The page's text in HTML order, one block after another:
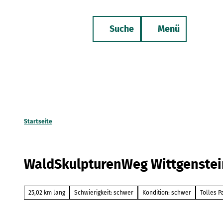
Suche Menü
Startseite
WaldSkulpturenWeg
25,02 km lang Schwierigkeit: schwer Kondition: schwer Tolles